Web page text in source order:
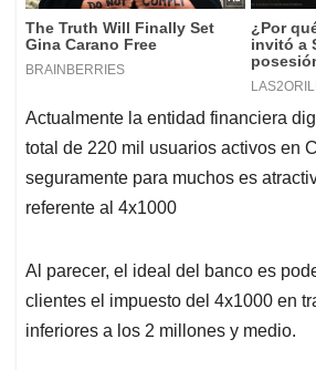
Actualmente la entidad financiera
total de 220 mil usuarios activos en
seguramente para muchos es
referente al 4x1000
Al parecer, el ideal del banco es
clientes el impuesto del 4x1000 en
inferiores a los 2 millones y medio.